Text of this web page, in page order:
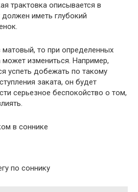
трактовка описывается в
должен иметь глубокий
матовый, то при определенных
может измениться. Например,
успеть добежать по такому
заката, он будет
серьезное беспокойство о том,
по соннику